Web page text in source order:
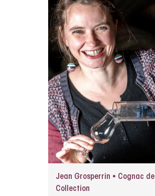
Jean Grosperrin • Cognac de
Collection